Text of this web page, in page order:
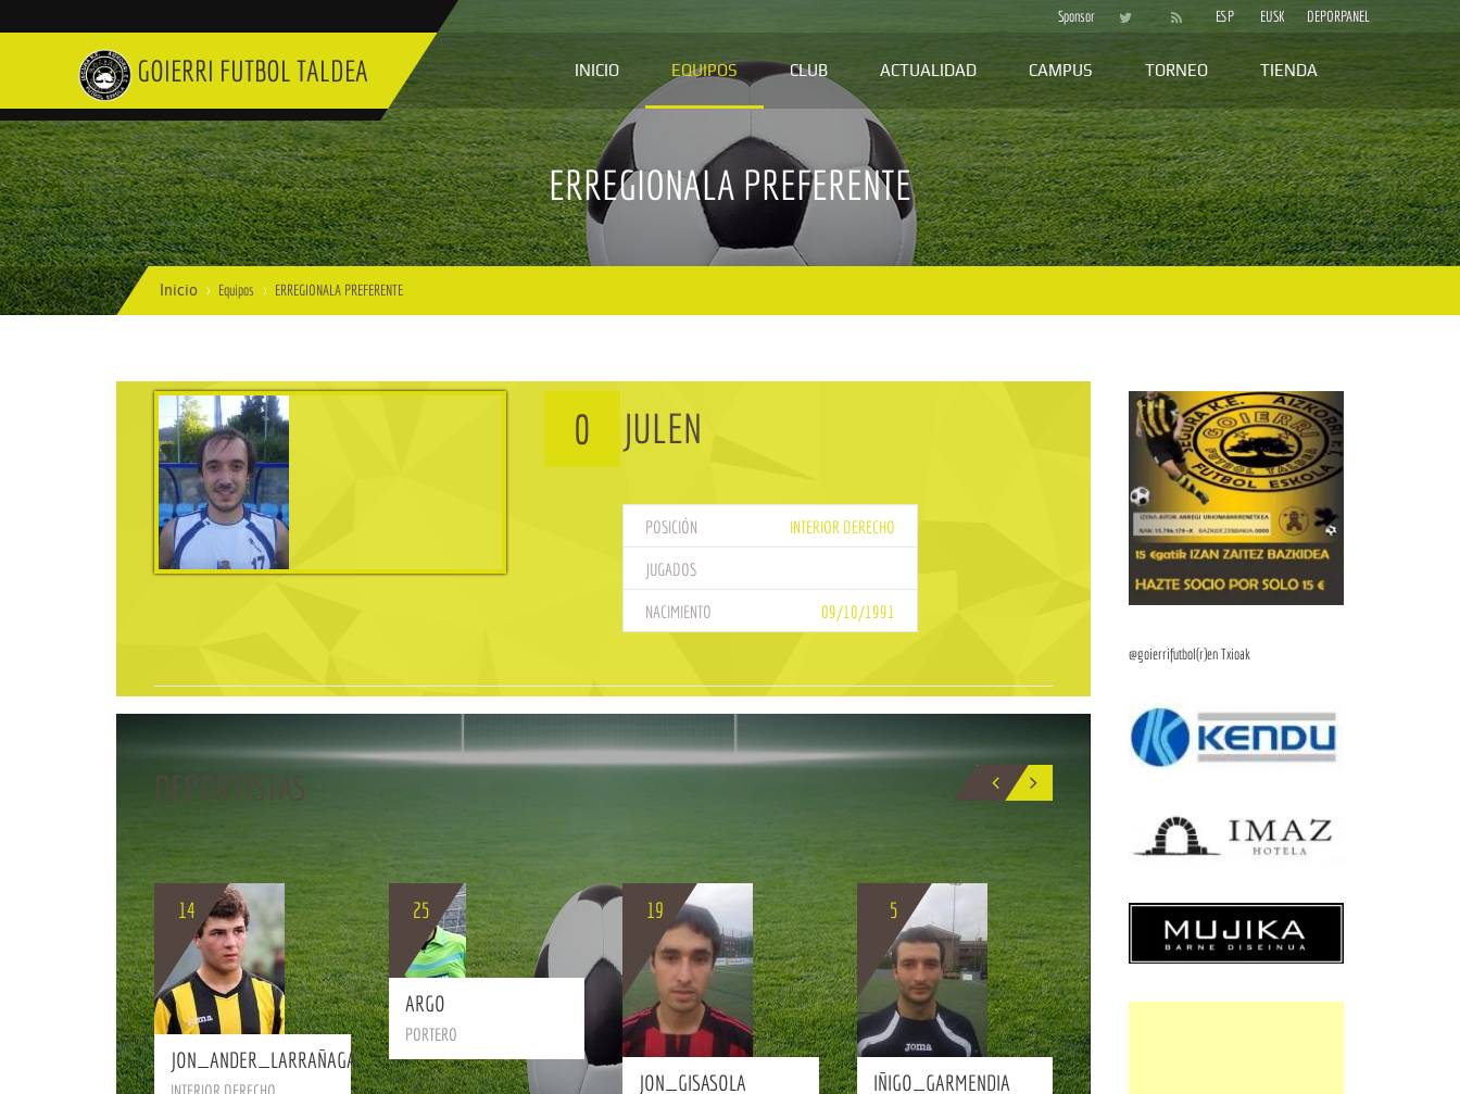
Sponsor ESP EUSK DEPORPANEL
GOIERRI FUTBOL TALDEA INICIO EQUIPOS CLUB ACTUALIDAD CAMPUS TORNEO TIENDA
ERREGIONALA PREFERENTE
Inicio Equipos ERREGIONALA PREFERENTE
0 JULEN
POSICIÓN INTERIOR DERECHO
JUGADOS
NACIMIENTO 09/10/1991
DEPORTISTAS
14
BIO
JON_ANDER_LARRAÑAGA
25
BIO
ARGO
PORTERO
19
BIO
JON_GISASOLA
5
IÑIGO_GARMENDIA
17
DELANTERO INTERIOR IZQUIERDO
BIO
@goierrifutbol(r)en Txioak